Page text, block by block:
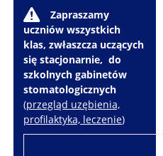
W
Zapraszamy
uczniów wszystkich
klas, zwłaszcza uczących
się stacjonarnie, do
szkolnych gabinetów
stomatologicznych
(przegląd uzębienia,
profilaktyka, leczenie)